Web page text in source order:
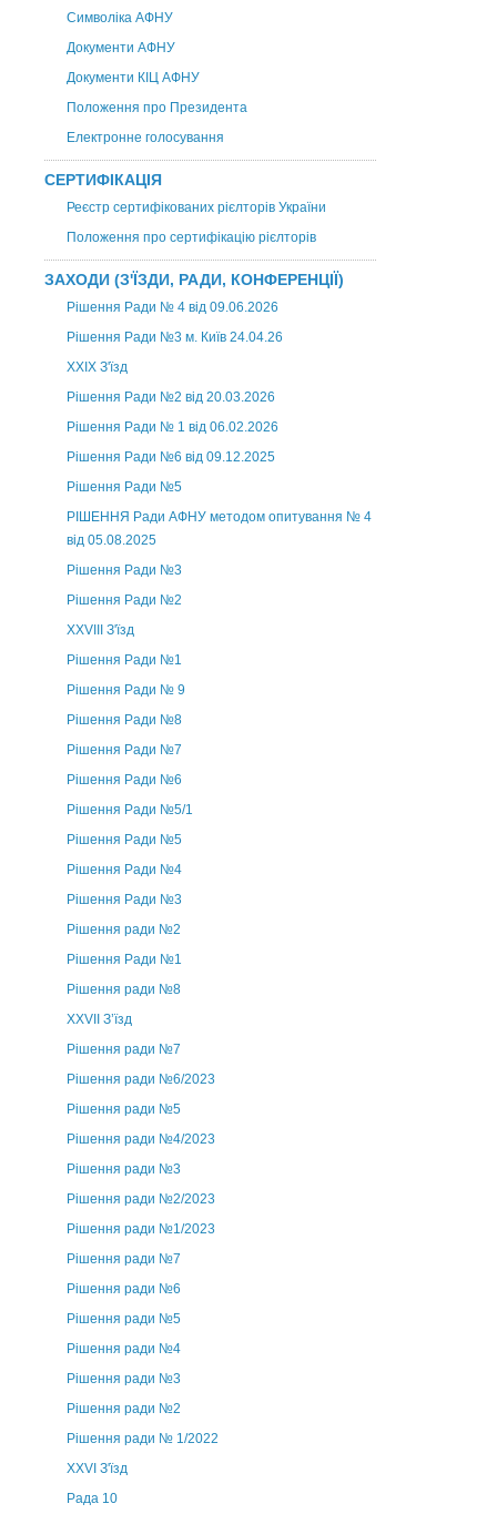
Символіка АФНУ
Документи АФНУ
Документи КІЦ АФНУ
Положення про Президента
Електронне голосування
СЕРТИФІКАЦІЯ
Реєстр сертифікованих рієлторів України
Положення про сертифікацію рієлторів
ЗАХОДИ (З'ЇЗДИ, РАДИ, КОНФЕРЕНЦІЇ)
Рішення Ради № 4 від 09.06.2026
Рішення Ради №3 м. Київ 24.04.26
XXІХ З'їзд
Рішення Ради №2 від 20.03.2026
Рішення Ради № 1 від 06.02.2026
Рішення Ради №6 від 09.12.2025
Рішення Ради №5
РІШЕННЯ Ради АФНУ методом опитування № 4
від 05.08.2025
Рішення Ради №3
Рішення Ради №2
XXVIII З'їзд
Рішення Ради №1
Рішення Ради № 9
Рішення Ради №8
Рішення Ради №7
Рішення Ради №6
Рішення Ради №5/1
Рішення Ради №5
Рішення Ради №4
Рішення Ради №3
Рішення ради №2
Рішення Ради №1
Рішення ради №8
ХХVII З’їзд
Рішення ради №7
Рішення ради №6/2023
Рішення ради №5
Рішення ради №4/2023
Рішення ради №3
Рішення ради №2/2023
Рішення ради №1/2023
Рішення ради №7
Рішення ради №6
Рішення ради №5
Рішення ради №4
Рішення ради №3
Рішення ради №2
Рішення ради № 1/2022
XXVI З'їзд
Рада 10